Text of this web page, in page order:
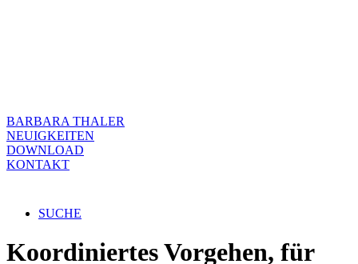
BARBARA THALER
NEUIGKEITEN
DOWNLOAD
KONTAKT
SUCHE
Koordiniertes Vorgehen, für